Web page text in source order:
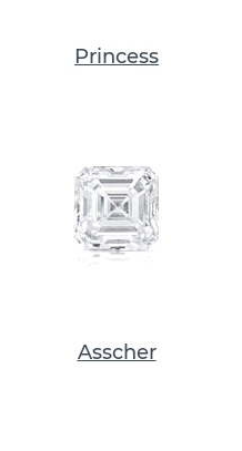
Princess
Asscher